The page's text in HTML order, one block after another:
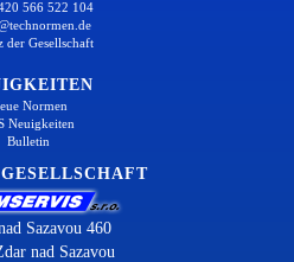
566 522 104
der Gesellschaft
Normen
Neuigkeiten
Bulletin
Sazavou 460
nad Sazavou